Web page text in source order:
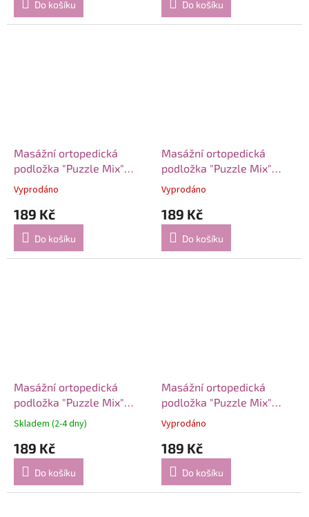
Do košíku Do košíku
Masážní ortopedická
podložka "Puzzle Mix"
Oblázky 1 modul
Vyprodáno
189 Kč
Do košíku
Masážní ortopedická
podložka "Puzzle Mix"
Pyramidy 1 modul
Vyprodáno
189 Kč
Do košíku
Masážní ortopedická
podložka "Puzzle Mix"
Tráva 1 modul
Skladem (2-4 dny)
189 Kč
Do košíku
Masážní ortopedická
podložka "Puzzle Mix"
Trny 1 modul
Vyprodáno
189 Kč
Do košíku